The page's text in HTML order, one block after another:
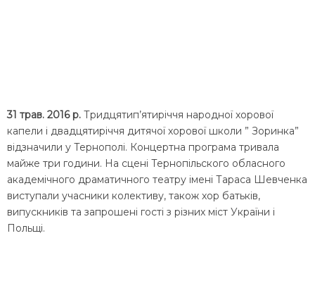
31 трав. 2016 р. Тридцятип’ятиріччя народної хорової
капели і двадцятиріччя дитячої хорової школи ” Зоринка”
відзначили у Тернополі. Концертна програма тривала
майже три години. На сцені Тернопільского обласного
академічного драматичного театру імені Тараса Шевченка
виступали учасники колективу, також хор батьків,
випускників та запрошені гості з різних міст України і
Польщі.